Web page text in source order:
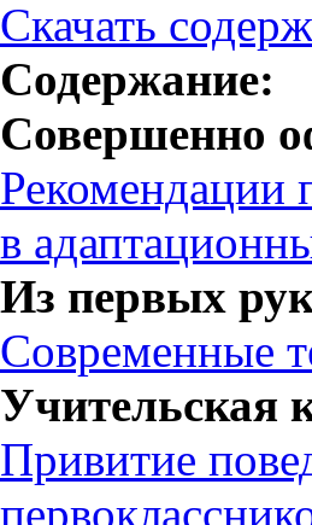
Скачать
Содержание:
Совершенно
Рекомендации
в
Из первых
Современные
Учительская
Привитие